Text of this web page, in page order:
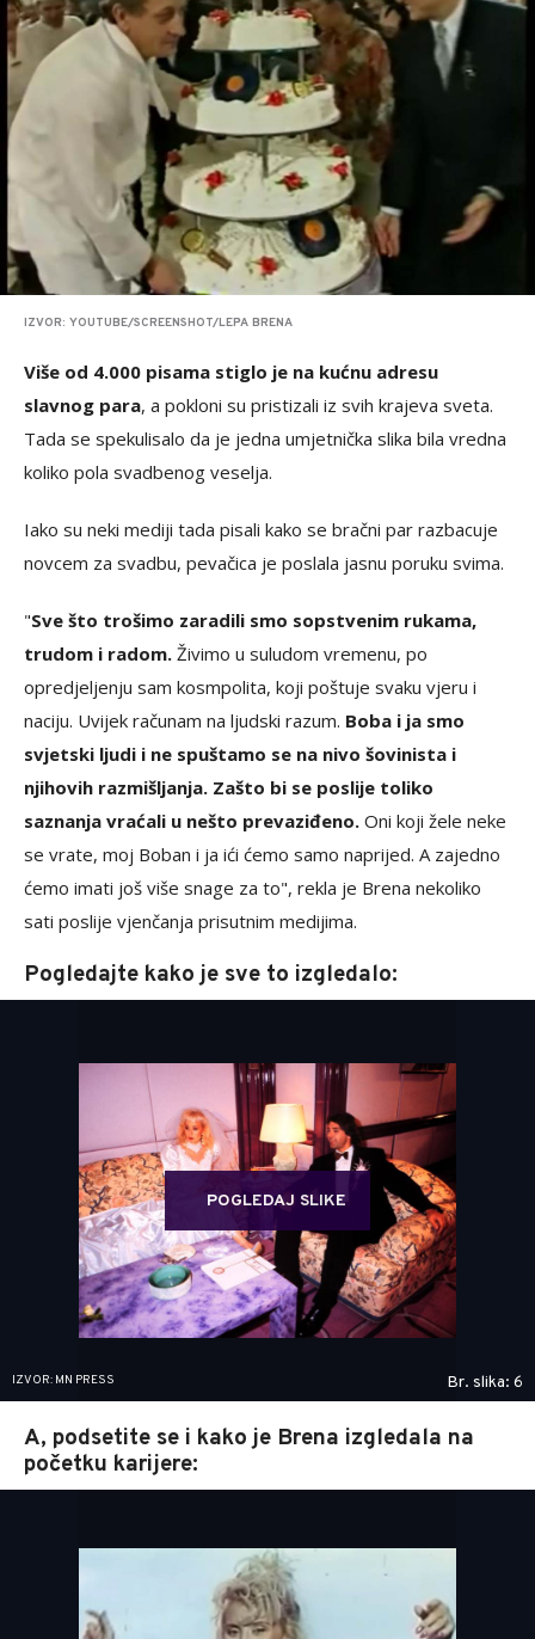
IZVOR: YOUTUBE/SCREENSHOT/LEPA BRENA
Više od 4.000 pisama stiglo je na kućnu adresu
slavnog para, a pokloni su pristizali iz svih krajeva sveta.
Tada se spekulisalo da je jedna umjetnička slika bila vredna
koliko pola svadbenog veselja.
Iako su neki mediji tada pisali kako se bračni par razbacuje
novcem za svadbu, pevačica je poslala jasnu poruku svima.
"Sve što trošimo zaradili smo sopstvenim rukama,
trudom i radom. Živimo u suludom vremenu, po
opredjeljenju sam kosmpolita, koji poštuje svaku vjeru i
naciju. Uvijek računam na ljudski razum. Boba i ja smo
svjetski ljudi i ne spuštamo se na nivo šovinista i
njihovih razmišljanja. Zašto bi se poslije toliko
saznanja vraćali u nešto prevaziđeno. Oni koji žele neke
se vrate, moj Boban i ja ići ćemo samo naprijed. A zajedno
ćemo imati još više snage za to", rekla je Brena nekoliko
sati poslije vjenčanja prisutnim medijima.
Pogledajte kako je sve to izgledalo:
POGLEDAJ SLIKE
IZVOR: MN PRESS Br. slika: 6
A, podsetite se i kako je Brena izgledala na
početku karijere: